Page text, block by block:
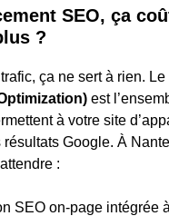
SEO, ça
?
ça ne sert à rien. Le
est
à votre site
Google. À
:
SEO on-page intégrée